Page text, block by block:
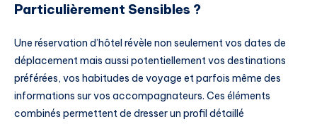
Particulièrement Sensibles ?
Une réservation d’hôtel révèle non seulement vos dates de
déplacement mais aussi potentiellement vos destinations
préférées, vos habitudes de voyage et parfois même des
informations sur vos accompagnateurs. Ces éléments
combinés permettent de dresser un profil détaillé